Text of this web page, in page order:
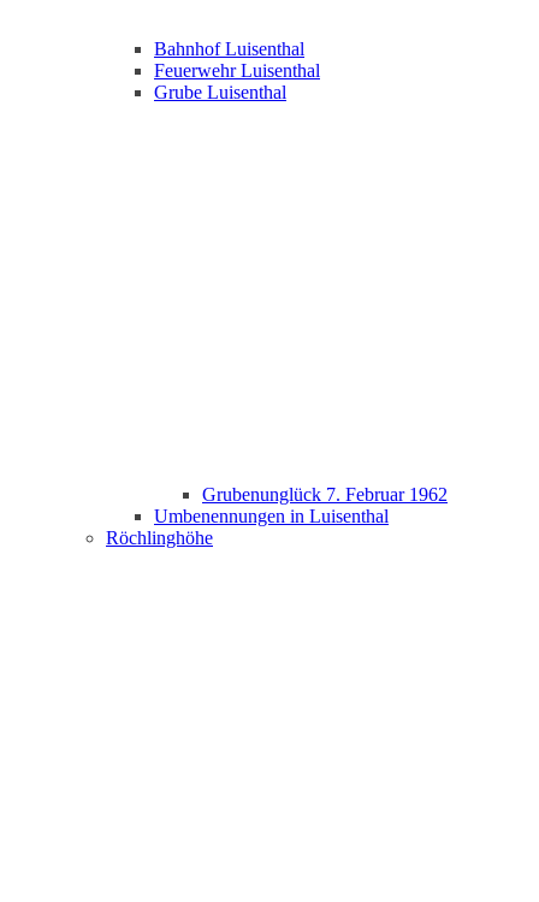
Bahnhof Luisenthal
Feuerwehr Luisenthal
Grube Luisenthal
Grubenunglück 7. Februar 1962
Umbenennungen in Luisenthal
Röchlinghöhe